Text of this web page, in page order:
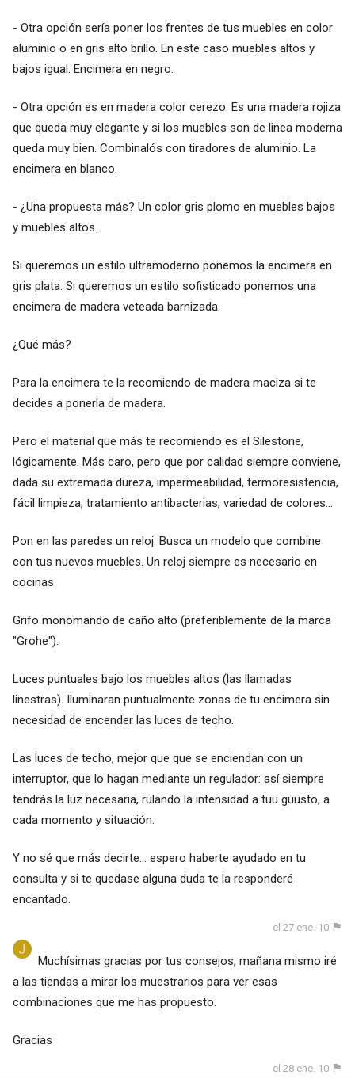
- Otra opción sería poner los frentes de tus muebles en color
aluminio o en gris alto brillo. En este caso muebles altos y
bajos igual. Encimera en negro.
- Otra opción es en madera color cerezo. Es una madera rojiza
que queda muy elegante y si los muebles son de linea moderna
queda muy bien. Combinalós con tiradores de aluminio. La
encimera en blanco.
- ¿Una propuesta más? Un color gris plomo en muebles bajos
y muebles altos.
Si queremos un estilo ultramoderno ponemos la encimera en
gris plata. Si queremos un estilo sofisticado ponemos una
encimera de madera veteada barnizada.
¿Qué más?
Para la encimera te la recomiendo de madera maciza si te
decides a ponerla de madera.
Pero el material que más te recomiendo es el Silestone,
lógicamente. Más caro, pero que por calidad siempre conviene,
dada su extremada dureza, impermeabilidad, termoresistencia,
fácil limpieza, tratamiento antibacterias, variedad de colores...
Pon en las paredes un reloj. Busca un modelo que combine
con tus nuevos muebles. Un reloj siempre es necesario en
cocinas.
Grifo monomando de caño alto (preferiblemente de la marca
"Grohe").
Luces puntuales bajo los muebles altos (las llamadas
linestras). Iluminaran puntualmente zonas de tu encimera sin
necesidad de encender las luces de techo.
Las luces de techo, mejor que que se enciendan con un
interruptor, que lo hagan mediante un regulador: así siempre
tendrás la luz necesaria, rulando la intensidad a tuu guusto, a
cada momento y situación.
Y no sé que más decirte... espero haberte ayudado en tu
consulta y si te quedase alguna duda te la responderé
encantado.
el 27 ene. 10
Muchísimas gracias por tus consejos, mañana mismo iré
a las tiendas a mirar los muestrarios para ver esas
combinaciones que me has propuesto.
Gracias
el 28 ene. 10